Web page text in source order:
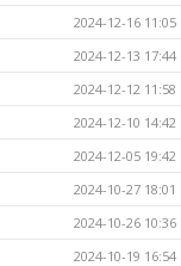
2024-12-16 11:05
2024-12-13 17:44
2024-12-12 11:58
2024-12-10 14:42
2024-12-05 19:42
2024-10-27 18:01
2024-10-26 10:36
2024-10-19 16:54